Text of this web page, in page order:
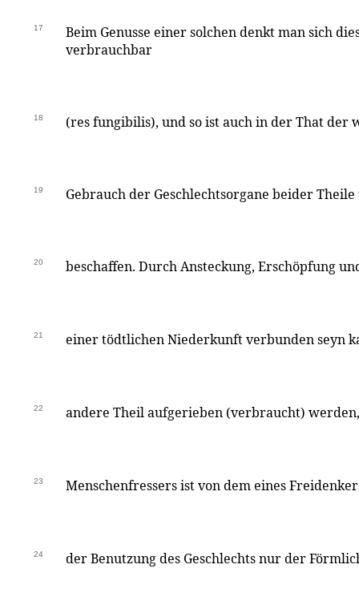
17
Beim Genusse einer solchen denkt man sich
verbrauchbar
18 (res fungibilis), und so ist auch in der That der
19 Gebrauch der Geschlechtsorgane beider
20 beschaffen. Durch Ansteckung, Erschöpfung
21 einer tödtlichen Niederkunft verbunden seyn
22 andere Theil aufgerieben (verbraucht)
23 Menschenfressers ist von dem eines
24 der Benutzung des Geschlechts nur der